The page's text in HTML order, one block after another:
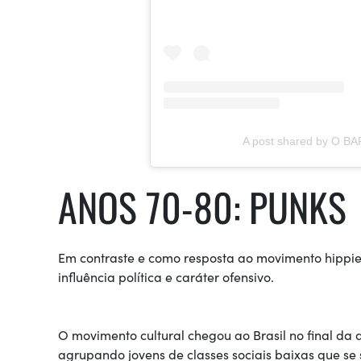
A post shared by O
ANOS 70-80: PUNKS
Em contraste e como resposta ao movimento
influência política e caráter ofensivo.
O movimento cultural chegou ao Brasil no final
agrupando jovens de classes sociais baixas que